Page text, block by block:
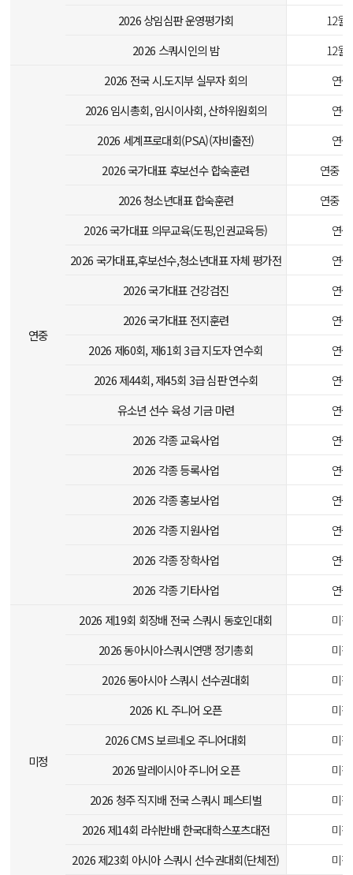
2026 상임심판 운영평가회
12월
2026 스쿼시인의 밤
12월
연중
2026 전국 시.도지부 실무자 회의
연중
2026 임시총회, 임시이사회, 산하위원회의
연중
2026 세계프로대회(PSA)(자비출전)
연중
2026 국가대표 후보선수 합숙훈련
연중
2026 청소년대표 합숙훈련
연중
2026 국가대표 의무교육(도핑,인권교육등)
연중
2026 국가대표,후보선수,청소년대표 자체 평가전
연중
2026 국가대표 건강검진
연중
2026 국가대표 전지훈련
연중
2026 제60회, 제61회 3급 지도자 연수회
연중
2026 제44회, 제45회 3급 심판 연수회
연중
유소년 선수 육성 기금 마련
연중
2026 각종 교육사업
연중
2026 각종 등록사업
연중
2026 각종 홍보사업
연중
2026 각종 지원사업
연중
2026 각종 장학사업
연중
2026 각종 기타사업
연중
미정
2026 제19회 회장배 전국 스쿼시 동호인대회
미정
2026 동아시아스쿼시연맹 정기총회
미정
2026 동아시아 스쿼시 선수권대회
미정
2026 KL 주니어 오픈
미정
2026 CMS 보르네오 주니어대회
미정
2026 말레이시아 주니어 오픈
미정
2026 청주 직지배 전국 스쿼시 페스티벌
미정
2026 제14회 라쉬반배 한국대학스포츠대전
미정
2026 제23회 아시아 스쿼시 선수권대회(단체전)
미정